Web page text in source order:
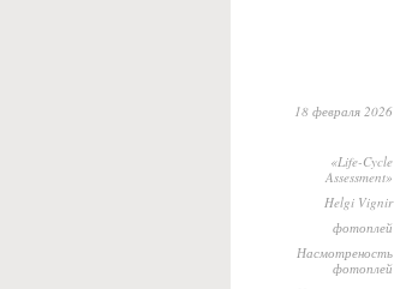
18 февраля 2026
«Life-Cycle
Assessment»
Helgi Vignir
фотоплей
Насмотреность
фотоплей